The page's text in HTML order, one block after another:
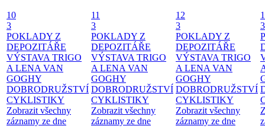
10
3
POKLADY Z
DEPOZITÁŘE
VÝSTAVA TRIGO
A LENA VAN
GOGHY
DOBRODRUŽSTVÍ
CYKLISTIKY
Zobrazit všechny
záznamy ze dne
11
3
POKLADY Z
DEPOZITÁŘE
VÝSTAVA TRIGO
A LENA VAN
GOGHY
DOBRODRUŽSTVÍ
CYKLISTIKY
Zobrazit všechny
záznamy ze dne
12
3
POKLADY Z
DEPOZITÁŘE
VÝSTAVA TRIGO
A LENA VAN
GOGHY
DOBRODRUŽSTVÍ
CYKLISTIKY
Zobrazit všechny
záznamy ze dne
3